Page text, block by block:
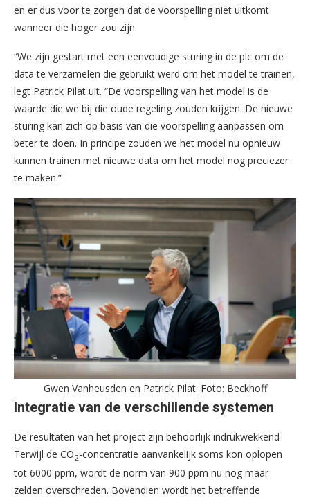
en er dus voor te zorgen dat de voorspelling niet uitkomt
wanneer die hoger zou zijn.
“We zijn gestart met een eenvoudige sturing in de plc om de
data te verzamelen die gebruikt werd om het model te trainen,
legt Patrick Pilat uit. “De voorspelling van het model is de
waarde die we bij die oude regeling zouden krijgen. De nieuwe
sturing kan zich op basis van die voorspelling aanpassen om
beter te doen. In principe zouden we het model nu opnieuw
kunnen trainen met nieuwe data om het model nog preciezer
te maken.”
Gwen Vanheusden en Patrick Pilat. Foto: Beckhoff
Integratie van de verschillende systemen
De resultaten van het project zijn behoorlijk indrukwekkend
Terwijl de CO2-concentratie aanvankelijk soms kon oplopen
tot 6000 ppm, wordt de norm van 900 ppm nu nog maar
zelden overschreden. Bovendien wordt het betreffende